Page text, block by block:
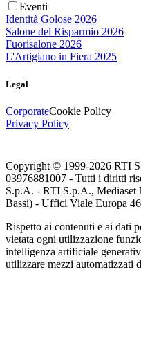
Eventi
Identità Golose 2026
Salone del Risparmio 2026
Fuorisalone 2026
L'Artigiano in Fiera 2025
Legal
CorporateCookie Policy
Privacy Policy
Copyright © 1999-2026 RTI
03976881007 - Tutti i diritti
S.p.A. - RTI S.p.A., Mediaset
Bassi) - Uffici Viale Europa
Rispetto ai contenuti e ai dati
vietata ogni utilizzazione
intelligenza artificiale
utilizzare mezzi automatizzati